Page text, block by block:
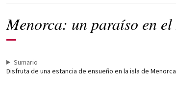
Menorca: un paraíso en
Sumario
Disfruta de una estancia de ensueño en la isla de